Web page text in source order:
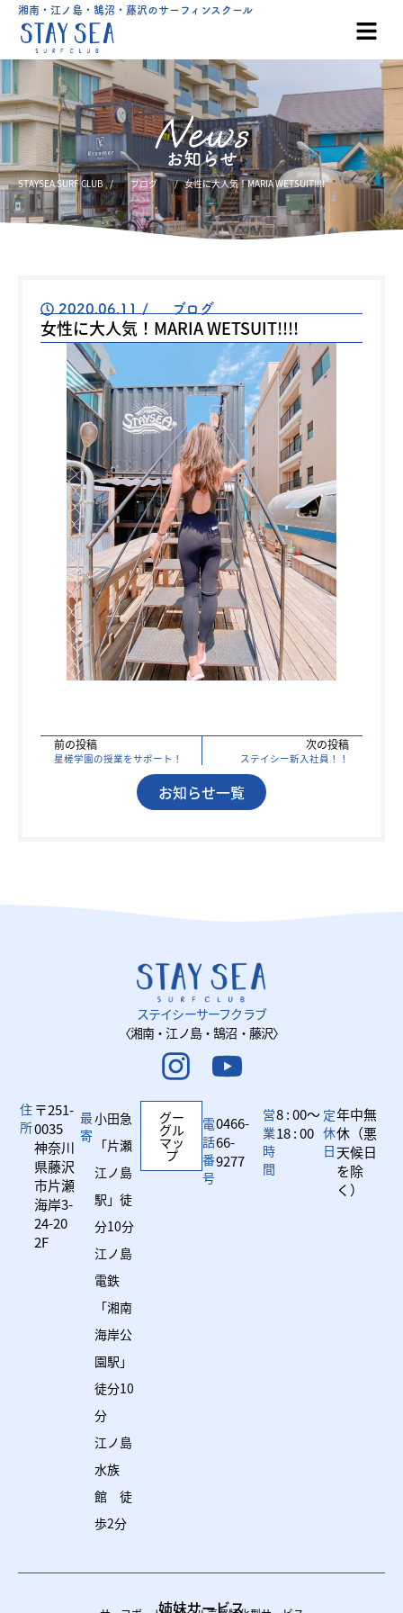
湘南・江ノ島・鵠沼・藤沢のサーフィンスクール
お知らせ
STAYSEA SURF CLUB ブログ 女性に大人気！MARIA WETSUIT!!!!
2020.06.11 / ブログ
女性に大人気！MARIA WETSUIT!!!!
前の投稿
星槎学園の授業をサポート！
次の投稿
ステイシー新入社員！！
お知らせ一覧
ステイシーサーフクラブ
〈湘南・江ノ島・鵠沼・藤沢〉
住
所
〒251-
0035
神奈川
県藤沢
市片瀬
海岸3-
24-20
2F
最
寄
小田急
「片瀬
江ノ島
駅」徒
分10分
江ノ島
電鉄
「湘南
海岸公
園駅」
徒分10
分
江ノ島
水族
館 徒
歩2分
グー
グル
マッ
プ
電
話
番
号
0466-
66-
9277
営
業
時
間
8 : 00～
18 : 00
定
休
日
年中無
休（悪
天候日
を除
く）
姉妹サービス